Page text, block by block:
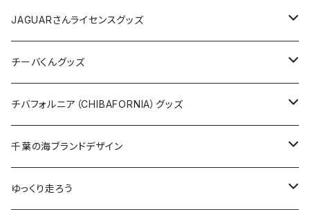
ホテルキーホルダー
ホテルキーホルダー
クリアファイル
Tシャツ
キャップ
トートバッグ
バッグ
ステッカー
缶バッジ
キーホルダー
クリアファイル
キャップ
バッグ
ステッカー
缶バッジ
キーホルダー
ステッカー
ステッカー
ステッカー大
缶バッジ
缶バッジ32mm
缶バッジ54mm
エコバッグ
JAGUARさんコラボグッズ
Tシャツ
サコッシュ
JAGUARさんライセンスグッズ
Tシャツ
ステッカー
缶バッジ
クリアファイル
チーバくんグッズ
Tシャツ
キャップ
エコバッグ
チバフォルニア（CHIBAFORNIA）グッズ
Tシャツ
キャップ
千葉の海ブランドデザイン
Tシャツ
ゆっくり走ろう